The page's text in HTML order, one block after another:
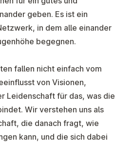
geben. Es ist ein
in dem alle einander
begegnen.
fallen nicht einfach vom
von Visionen,
Leidenschaft für das, was die
Wir verstehen uns als
die danach fragt, wie
kann, und die sich dabei